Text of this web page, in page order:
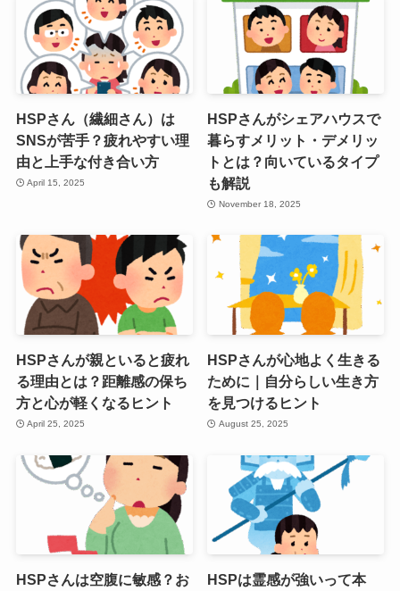
HSPさん（繊細さん）は
SNSが苦手？疲れやすい理
由と上手な付き合い方
April 15, 2025
HSPさんがシェアハウスで
暮らすメリット・デメリッ
トとは？向いているタイプ
も解説
November 18, 2025
HSPさんが親といると疲れ
る理由とは？距離感の保ち
方と心が軽くなるヒント
April 25, 2025
HSPさんが心地よく生きる
ために｜自分らしい生き方
を見つけるヒント
August 25, 2025
HSPさんは空腹に敏感？お
HSPは霊感が強いって本